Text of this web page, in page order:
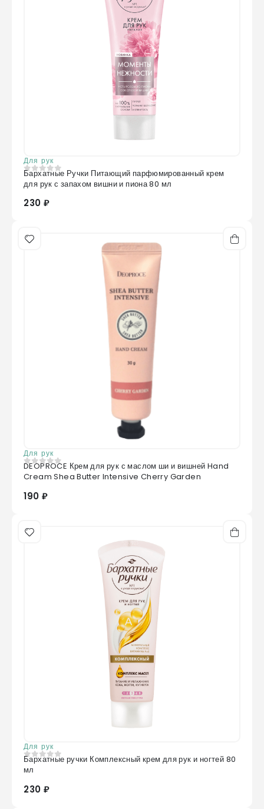
Для рук
0из 5
Бархатные Ручки Питающий парфюмированный крем
для рук с запахом вишни и пиона 80 мл
230 ₽
Для рук
0 из 5
DEOPROCE Крем для рук с маслом ши и вишней Hand
Cream Shea Butter Intensive Cherry Garden
190 ₽
Для рук
0 из 5
Бархатные ручки Комплексный крем для рук и ногтей 80
мл
230 ₽